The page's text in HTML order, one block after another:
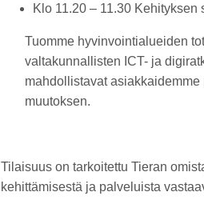
Klo 11.20 – 11.30 Kehityksen
Tuomme hyvinvointialueiden
valtakunnallisten ICT- ja
mahdollistavat
muutoksen.
Tilaisuus on tarkoitettu Tieran
kehittämisestä ja palveluista